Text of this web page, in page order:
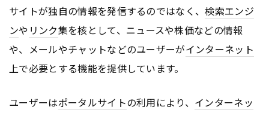
サイトが独自の情報を発信するのではなく、検索エンジ
ンや リンク集を核として、ニュースや株価などの情報
や、メールやチャットなどのユーザーがインターネット
上で必要とする機能を提供しています。
ユーザーはポータルサイトの利用により、 インターネッ